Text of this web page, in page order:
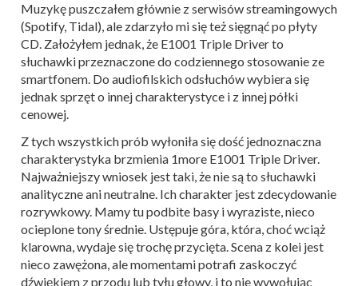
Muzykę puszczałem głównie z serwisów streamingowych
(Spotify, Tidal), ale zdarzyło mi się też sięgnąć po płyty
CD. Założyłem jednak, że E1001 Triple Driver to
słuchawki przeznaczone do codziennego stosowanie ze
smartfonem. Do audiofilskich odsłuchów wybiera się
jednak sprzęt o innej charakterystyce i z innej półki
cenowej.
Z tych wszystkich prób wyłoniła się dość jednoznaczna
charakterystyka brzmienia 1more E1001 Triple Driver.
Najważniejszy wniosek jest taki, że nie są to słuchawki
analityczne ani neutralne. Ich charakter jest zdecydowanie
rozrywkowy. Mamy tu podbite basy i wyraziste, nieco
ocieplone tony średnie. Ustępuje góra, która, choć wciąż
klarowna, wydaje się trochę przycięta. Scena z kolei jest
nieco zawężona, ale momentami potrafi zaskoczyć
dźwiękiem z przodu lub tyłu głowy, i to nie wywołując